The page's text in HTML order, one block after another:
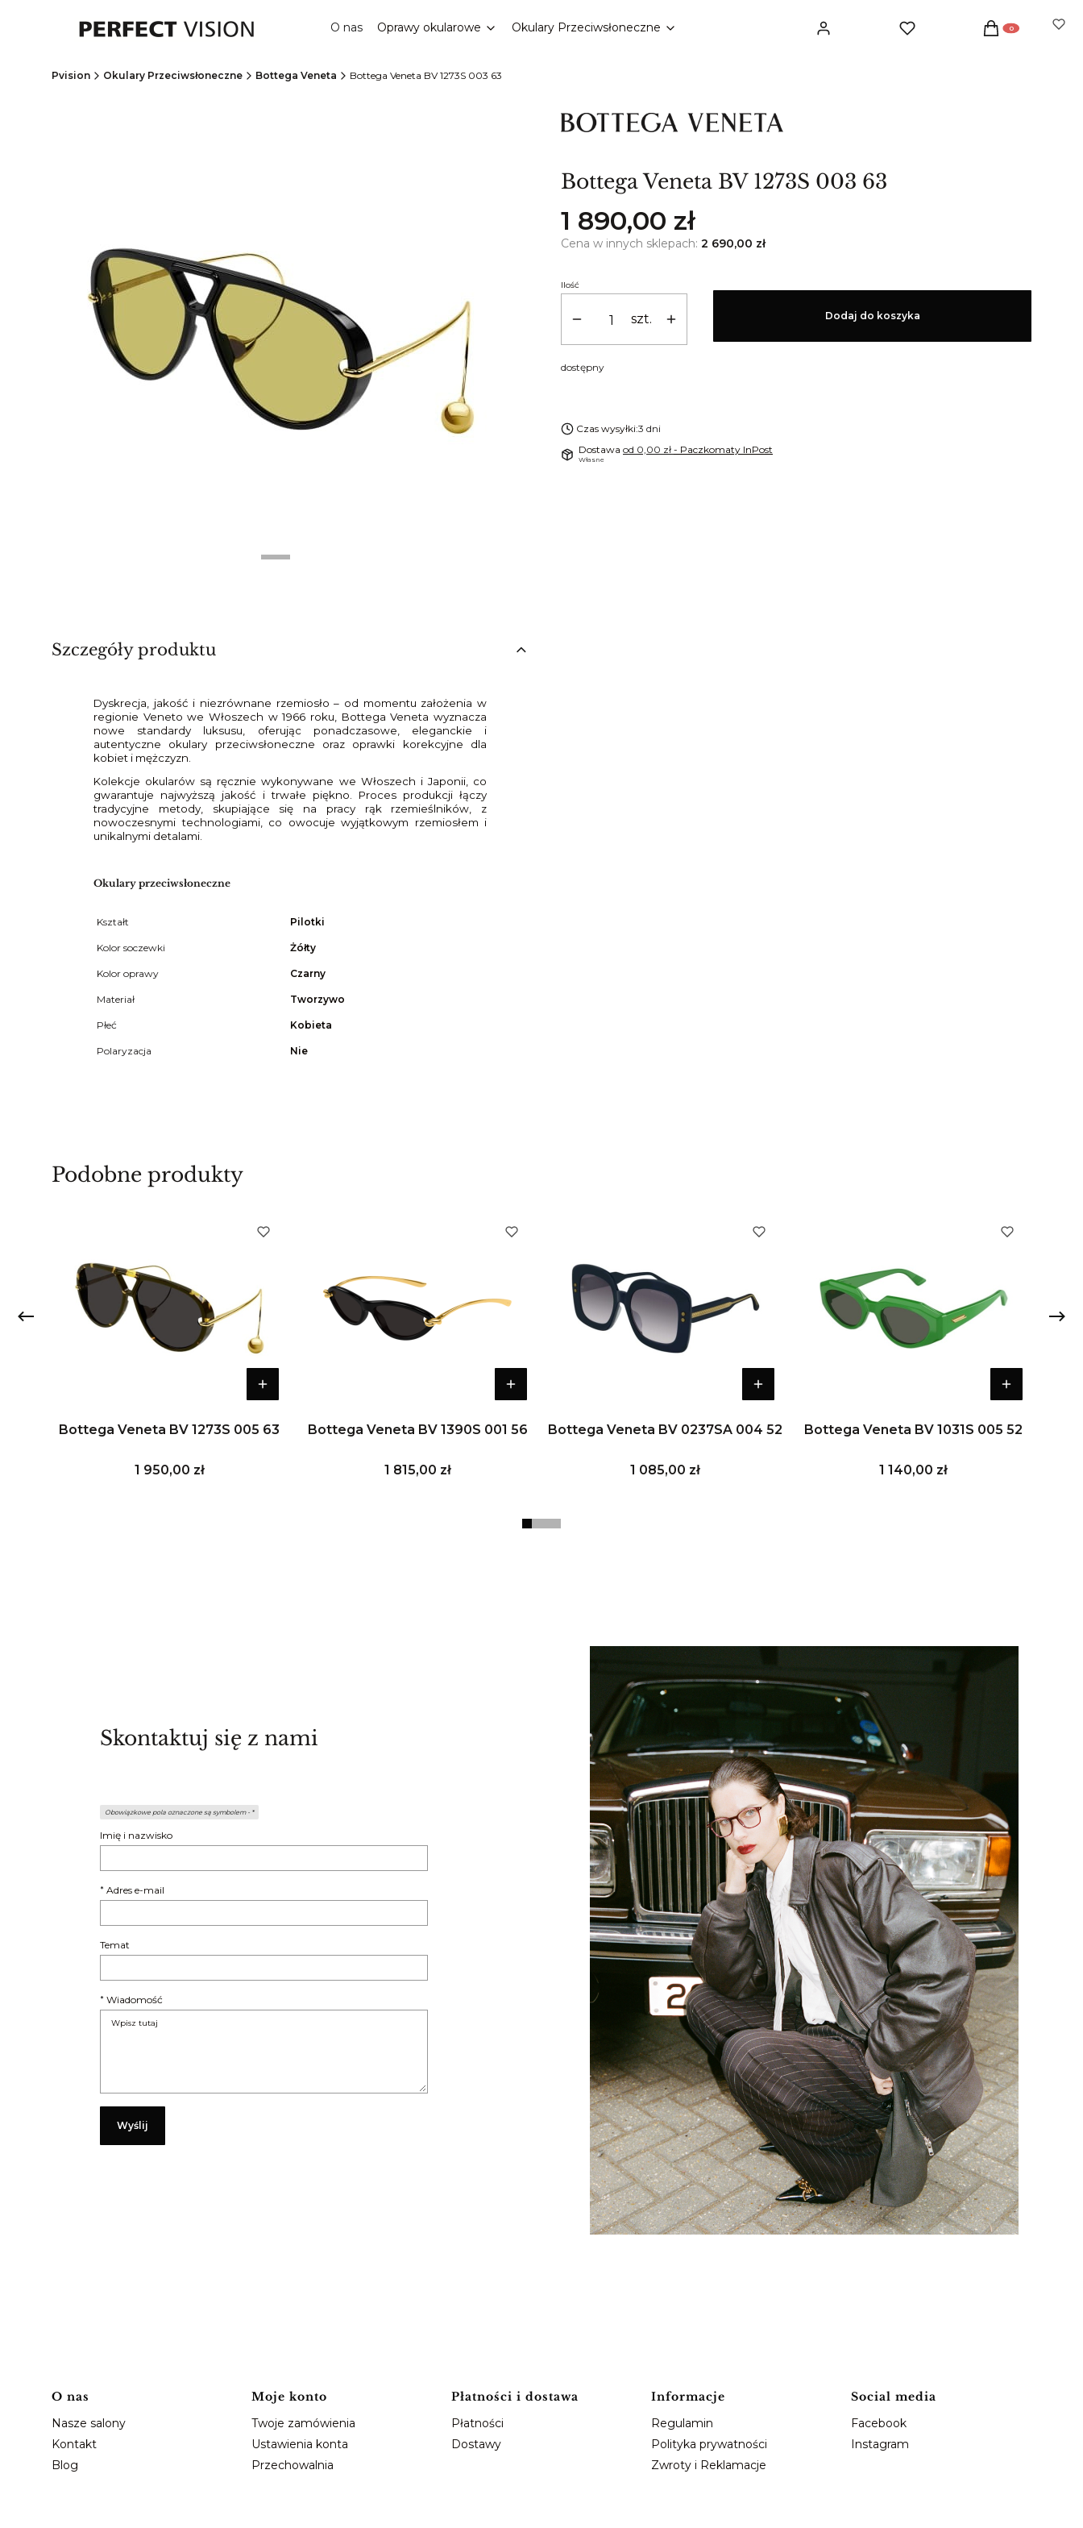
O nas Oprawy okularowe Okulary Przeciwsłoneczne Zaloguj się Ulubione Produkty w koszyku:
Koszyk
Pvision Okulary Przeciwsłoneczne Bottega Veneta Bottega Veneta BV 1273S 003 63
Bottega Veneta BV 1273S 003 63
Cena
1 890,00 zł
Cena w innych sklepach: 2 690,00 zł
Ilość
szt. Dodaj do koszyka
dostępny
Czas wysyłki:3 dni
Dostawa od 0,00 zł - Paczkomaty InPost
Własne
Szczegóły produktu
Dyskrecja, jakość i niezrównane rzemiosło – od momentu założenia w
regionie Veneto we Włoszech w 1966 roku, Bottega Veneta wyznacza
nowe standardy luksusu, oferując ponadczasowe, eleganckie i
autentyczne okulary przeciwsłoneczne oraz oprawki korekcyjne dla
kobiet i mężczyzn.
Kolekcje okularów są ręcznie wykonywane we Włoszech i Japonii, co
gwarantuje najwyższą jakość i trwałe piękno. Proces produkcji łączy
tradycyjne metody, skupiające się na pracy rąk rzemieślników, z
nowoczesnymi technologiami, co owocuje wyjątkowym rzemiosłem i
unikalnymi detalami.
Okulary przeciwsłoneczne
Kształt Pilotki
Kolor soczewki Żółty
Kolor oprawy Czarny
Materiał Tworzywo
Płeć Kobieta
Polaryzacja Nie
Podobne produkty
Bottega Veneta BV 1273S 005 63
Cena
1 950,00 zł
Bottega Veneta BV 1390S 001 56
Cena
1 815,00 zł
Bottega Veneta BV 0237SA 004 52
Cena
1 085,00 zł
Bottega Veneta BV 1031S 005 52
Cena
1 140,00 zł
Skontaktuj się z nami
Obowiązkowe pola oznaczone są symbolem - *
Imię i nazwisko
* Adres e-mail
Temat
* Wiadomość
Wyślij
Linki w stopce
O nas
Nasze salony
Kontakt
Blog
Moje konto
Twoje zamówienia
Ustawienia konta
Przechowalnia
Płatności i dostawa
Płatności
Dostawy
Informacje
Regulamin
Polityka prywatności
Zwroty i Reklamacje
Social media
Facebook
Instagram